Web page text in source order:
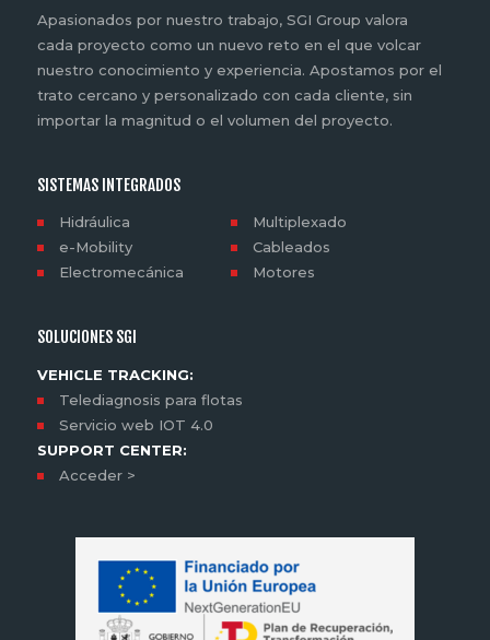
Apasionados por nuestro trabajo, SGI Group valora
cada proyecto como un nuevo reto en el que volcar
nuestro conocimiento y experiencia. Apostamos por el
trato cercano y personalizado con cada cliente, sin
importar la magnitud o el volumen del proyecto.
SISTEMAS INTEGRADOS
Hidráulica
Multiplexado
e-Mobility
Cableados
Electromecánica
Motores
SOLUCIONES SGI
VEHICLE TRACKING:
Telediagnosis para flotas
Servicio web IOT 4.0
SUPPORT CENTER:
Acceder >